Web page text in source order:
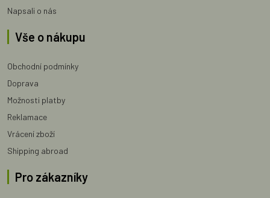
Napsali o nás
Vše o nákupu
Obchodní podmínky
Doprava
Možnosti platby
Reklamace
Vrácení zboží
Shipping abroad
Pro zákazníky